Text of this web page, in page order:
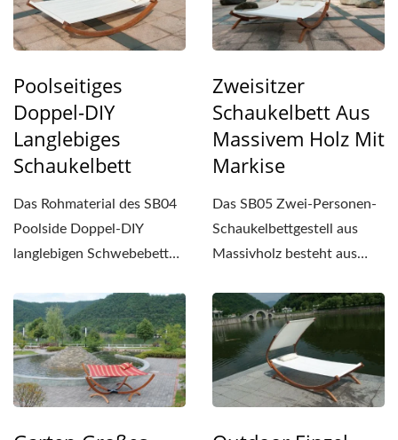
Poolseitiges
Doppel-DIY
Langlebiges
Schaukelbett
Das Rohmaterial des SB04
Poolside Doppel-DIY
langlebigen Schwebebettes
Zweisitzer
Schaukelbett Aus
Massivem Holz Mit
Markise
Das SB05 Zwei-Personen-
Schaukelbettgestell aus
Massivholz besteht aus